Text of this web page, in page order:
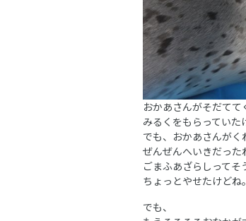
おかあさんがそだてて
みるくをもらっていた
でも、おかあさんが
ぜんぜんへいきだった
ごまふあざらしってそ
ちょっとやせたけどね。
でも、